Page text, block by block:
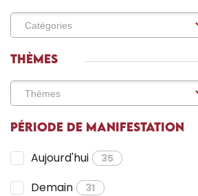
THÈMES
PÉRIODE DE MANIFESTATION
Aujourd'hui 35
Demain 31